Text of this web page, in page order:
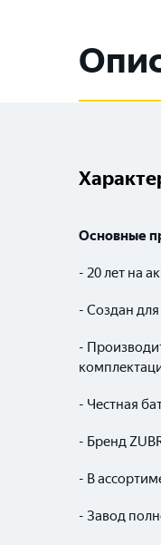
Основные
- 20 лет на
- Создан
-
- Честная
- Бренд
- В
- Завод